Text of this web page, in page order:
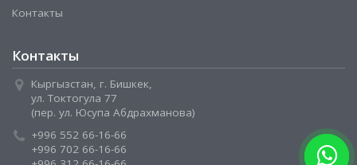
Контакты
Контакты
Кыргызстан, г. Бишкек,
ул. Токтогула 77
(пер. ул. Юсупа Абдрахманова)
+996 552 66-16-66
+996 702 66-16-66